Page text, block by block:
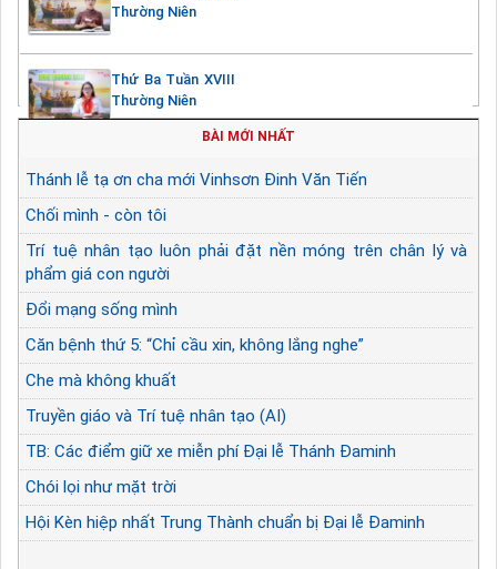
Thường Niên
Thứ Ba Tuần XVIII
Thường Niên
BÀI MỚI NHẤT
Thánh lễ tạ ơn cha mới Vinhsơn Đinh Văn Tiến
Chối mình - còn tôi
Trí tuệ nhân tạo luôn phải đặt nền móng trên chân lý và
phẩm giá con người
Đổi mạng sống mình
Căn bệnh thứ 5: “Chỉ cầu xin, không lắng nghe”
Che mà không khuất
Truyền giáo và Trí tuệ nhân tạo (AI)
TB: Các điểm giữ xe miễn phí Đại lễ Thánh Đaminh
Chói lọi như mặt trời
Hội Kèn hiệp nhất Trung Thành chuẩn bị Đại lễ Đaminh